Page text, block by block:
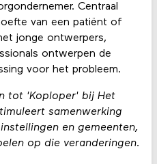
Centraal
van een patiënt of
jonge ontwerpers,
ontwerpen de
voor het probleem.
tot 'Koploper' bij Het
samenwerking
en gemeenten,
op die veranderingen.